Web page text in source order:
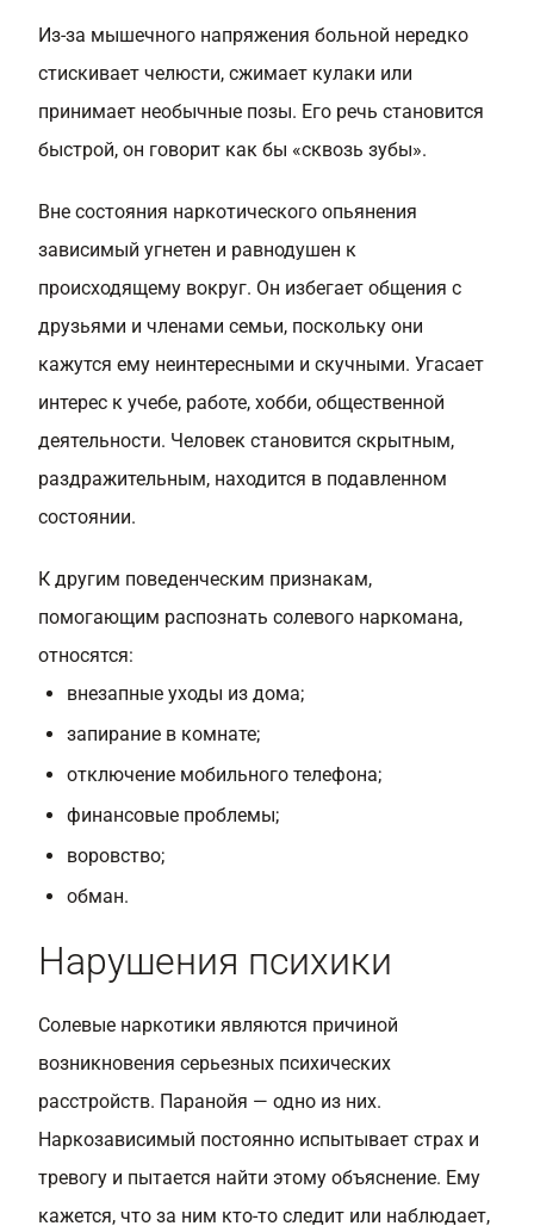
Из-за мышечного напряжения больной нередко
стискивает челюсти, сжимает кулаки или
принимает необычные позы. Его речь становится
быстрой, он говорит как бы «сквозь зубы».
Вне состояния наркотического опьянения
зависимый угнетен и равнодушен к
происходящему вокруг. Он избегает общения с
друзьями и членами семьи, поскольку они
кажутся ему неинтересными и скучными. Угасает
интерес к учебе, работе, хобби, общественной
деятельности. Человек становится скрытным,
раздражительным, находится в подавленном
состоянии.
К другим поведенческим признакам,
помогающим распознать солевого наркомана,
относятся:
внезапные уходы из дома;
запирание в комнате;
отключение мобильного телефона;
финансовые проблемы;
воровство;
обман.
Нарушения психики
Солевые наркотики являются причиной
возникновения серьезных психических
расстройств. Паранойя — одно из них.
Наркозависимый постоянно испытывает страх и
тревогу и пытается найти этому объяснение. Ему
кажется, что за ним кто-то следит или наблюдает,